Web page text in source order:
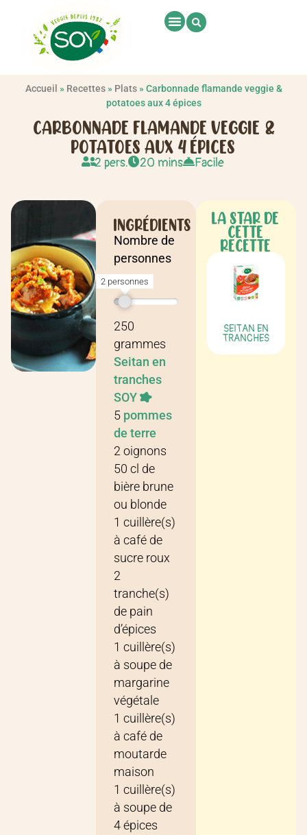
Accueil » Recettes» Plats» Carbonnade flamande veggie &
potatoes aux 4 épices
CARBONNADE FLAMANDE VEGGIE &
POTATOES AUX 4 ÉPICES
2 pers. 20 mins Facile
INGRÉDIENTS
Nombre de
personnes
2 personnes
Recette pour
250
grammes
Seitan en
tranches
SOY
5 pommes
de terre
2 oignons
50 cl de
bière brune
ou blonde
1 cuillère(s)
à café de
sucre roux
2
tranche(s)
depain
d’épices
1 cuillère(s)
à soupe de
margarine
végétale
1 cuillère(s)
à café de
moutarde
maison
1 cuillère(s)
à soupe de
4 épices
LA STAR DE
CETTE
RECETTE
SEITAN EN
TRANCHES